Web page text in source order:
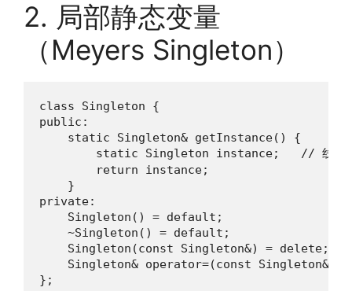
2. 局部静态变量
（Meyers Singleton）
class Singleton {
public:
    static Singleton& getInstance() {
static Singleton instance;   // 线程安
        return instance;
    }
private:
    Singleton() = default;
    ~Singleton() = default;
    Singleton(const Singleton&) = delete;
Singleton& operator=(const Singleton&)
};